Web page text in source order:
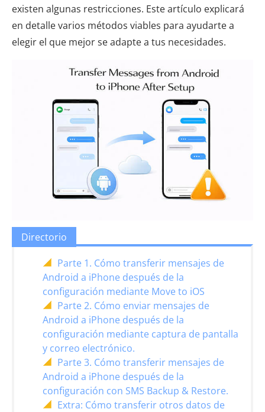
existen algunas restricciones. Este artículo explicará
en detalle varios métodos viables para ayudarte a
elegir el que mejor se adapte a tus necesidades.
Directorio
Parte 1. Cómo transferir mensajes de
Android a iPhone después de la
configuración mediante Move to iOS
Parte 2. Cómo enviar mensajes de
Android a iPhone después de la
configuración mediante captura de pantalla
y correo electrónico.
Parte 3. Cómo transferir mensajes de
Android a iPhone después de la
configuración con SMS Backup & Restore.
Extra: Cómo transferir otros datos de